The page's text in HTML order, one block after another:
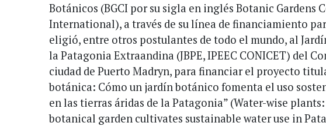
Botánicos (BGCI por su sigla en inglés Botanic Gardens
International), a través de su línea de financiamiento
eligió, entre otros postulantes de todo el mundo, al
la Patagonia Extraandina (JBPE, IPEEC CONICET) del
ciudad de Puerto Madryn, para financiar el proyecto
botánica: Cómo un jardín botánico fomenta el uso
en las tierras áridas de la Patagonia” (Water-wise plants:
botanical garden cultivates sustainable water use in